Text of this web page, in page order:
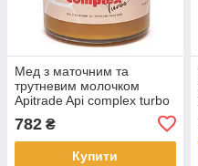
Мед з маточним та
трутневим молочком
Apitrade Api complex turbo
782 ₴
Купити